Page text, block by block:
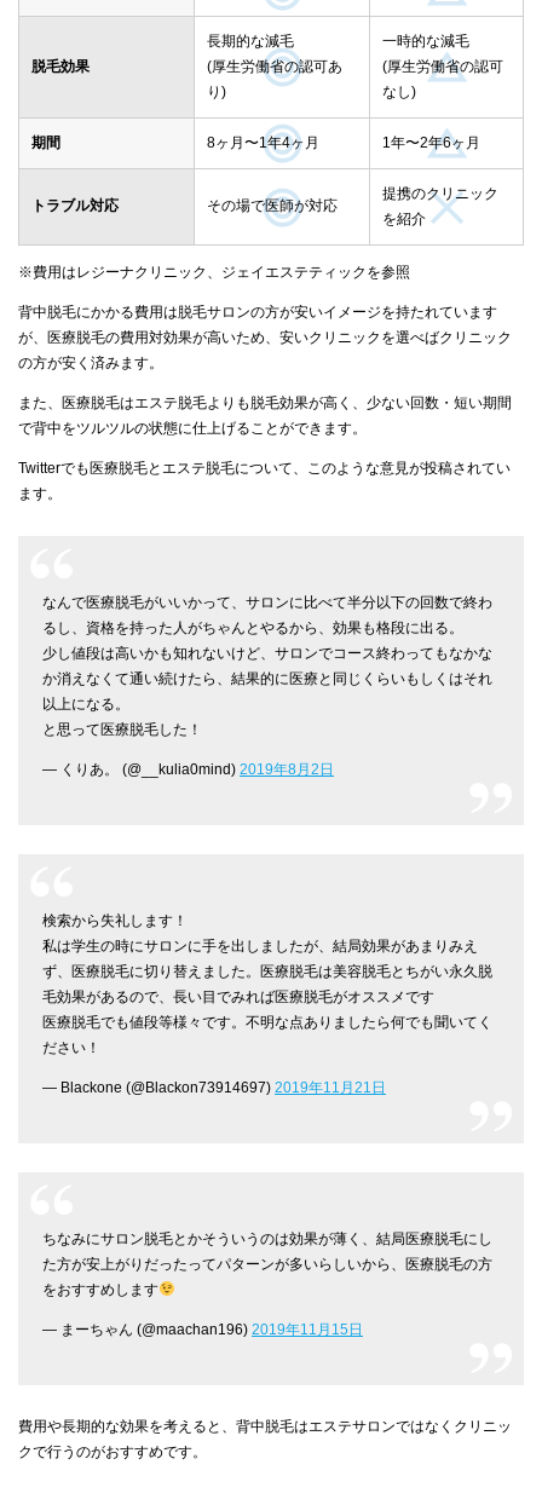
脱毛効果
長期的な減毛
(厚生労働省の認可あ
り)
一時的な減毛
(厚生労働省の認可
なし)
期間 8ヶ月〜1年4ヶ月 1年〜2年6ヶ月
トラブル対応 その場で医師が対応
提携のクリニック
を紹介
※費用はレジーナクリニック、ジェイエステティックを参照
背中脱毛にかかる費用は脱毛サロンの方が安いイメージを持たれています
が、医療脱毛の費用対効果が高いため、安いクリニックを選べばクリニック
の方が安く済みます。
また、医療脱毛はエステ脱毛よりも脱毛効果が高く、少ない回数・短い期間
で背中をツルツルの状態に仕上げることができます。
Twitterでも医療脱毛とエステ脱毛について、このような意見が投稿されてい
ます。
なんで医療脱毛がいいかって、サロンに比べて半分以下の回数で終わ
るし、資格を持った人がちゃんとやるから、効果も格段に出る。
少し値段は高いかも知れないけど、サロンでコース終わってもなかな
か消えなくて通い続けたら、結果的に医療と同じくらいもしくはそれ
以上になる。
と思って医療脱毛した！
— くりあ。 (@__kulia0mind) 2019年8月2日
検索から失礼します！
私は学生の時にサロンに手を出しましたが、結局効果があまりみえ
ず、医療脱毛に切り替えました。医療脱毛は美容脱毛とちがい永久脱
毛効果があるので、長い目でみれば医療脱毛がオススメです
医療脱毛でも値段等様々です。不明な点ありましたら何でも聞いてく
ださい！
— Blackone (@Blackon73914697) 2019年11月21日
ちなみにサロン脱毛とかそういうのは効果が薄く、結局医療脱毛にし
た方が安上がりだったってパターンが多いらしいから、医療脱毛の方
をおすすめします
— まーちゃん (@maachan196) 2019年11月15日
費用や長期的な効果を考えると、背中脱毛はエステサロンではなくクリニッ
クで行うのがおすすめです。